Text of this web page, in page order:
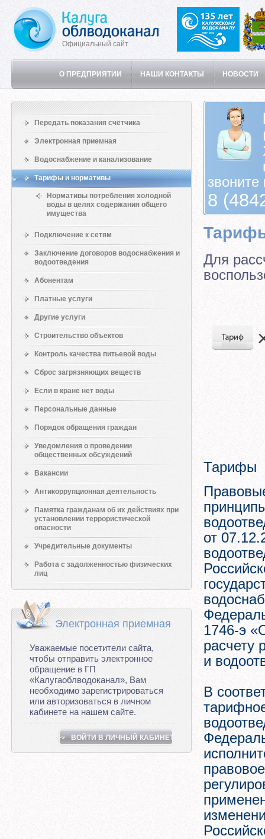
Официальный сайт
О ПРЕДПРИЯТИИ НАШИ КОНТАКТЫ НОВОСТИ
Передать показания счётчика
Электронная приемная
Водоснабжение и канализование
Тарифы и нормативы
Нормативы потребления холодной
воды в целях содержания общего
имущества
Подключение к сетям
Заключение договоров водоснабжения и
водоотведения
Абонентам
Платные услуги
Другие услуги
Строительство объектов
Контроль качества питьевой воды
Сброс загрязняющих веществ
Если в кране нет воды
Персональные данные
Порядок обращения граждан
Уведомления о проведении
общественных обсуждений
Вакансии
Антикоррупционная деятельность
Памятка гражданам об их действиях при
установлении террористической
опасности
Учредительные документы
Работа с задолженностью физических
лиц
Электронная приемная
Уважаемые посетители сайта,
чтобы отправить электронное
обращение в ГП
«Калугаоблводоканал», Вам
необходимо зарегистрироваться
или авторизоваться в личном
кабинете на нашем сайте.
ВОЙТИ В ЛИЧНЫЙ КАБИНЕТ
звоните
8
Для
Тарифы
от
1746-э
расчету
и
В